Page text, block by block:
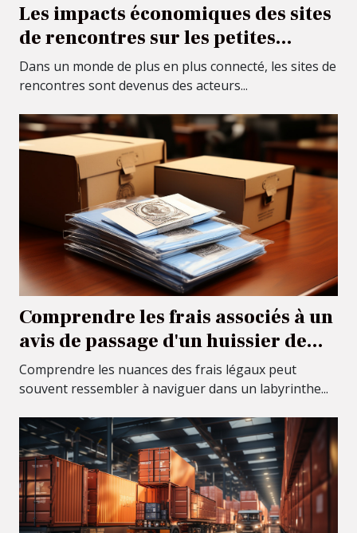
Les impacts économiques des sites
de rencontres sur les petites
entreprises locales
Dans un monde de plus en plus connecté, les sites de
rencontres sont devenus des acteurs...
Comprendre les frais associés à un
avis de passage d'un huissier de
justice
Comprendre les nuances des frais légaux peut
souvent ressembler à naviguer dans un labyrinthe...